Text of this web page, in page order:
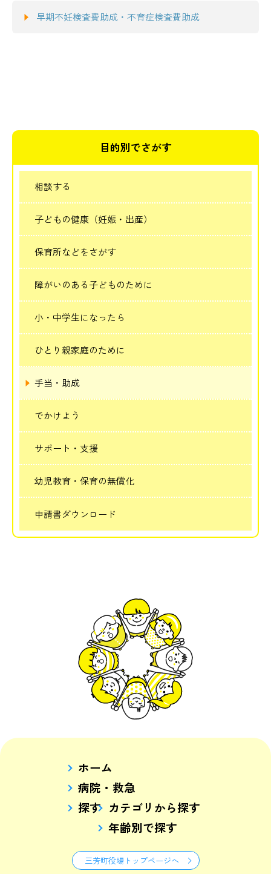
早期不妊検査費助成・不育症検査費助成
目的別でさがす
相談する
子どもの健康（妊娠・出産）
保育所などをさがす
障がいのある子どものために
小・中学生になったら
ひとり親家庭のために
手当・助成
でかけよう
サポート・支援
幼児教育・保育の無償化
申請書ダウンロード
ホーム
病院・救急
探す カテゴリから探す
年齢別で探す
三芳町役場トップページへ